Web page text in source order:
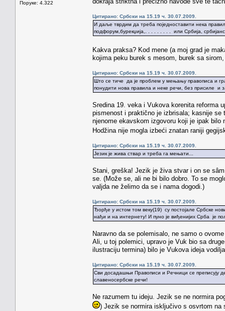
Поруке: 4.322
Цитирано: Србски на 15.19 ч. 30.07.2009.
И даље тврдим да треба поједноставити нека
подфорум,бурекџија,. . . . . . . . . или Србија,
Kakva praksa? Kod mene (a moj grad je
kojima peku burek s mesom, burek sa
Цитирано: Србски на 15.19 ч. 30.07.2009.
Што се тиче да је проблем у мењању правописа и
понудити нова правила и неке речи, без присиле и
Sredina 19. veka i Vukova korenita reforma
pismenost i praktično je izbrisala; kasnije
njenome ekavskom izgovoru koji je ipak bilo
Hodžina nije mogla izbeći znatan raniji
Цитирано: Србски на 15.19 ч. 30.07.2009.
Језик је жива ствар и треба га мењати...
Stani, greška! Jezik je živa stvar i on se
se. (Može se, ali ne bi bilo dobro. To se
valjda ne želimo da se i nama dogodi.)
Цитирано: Србски на 15.19 ч. 30.07.2009.
Ђорђе у истом том веку(19) су постојале Србске
нађи и на интернету! И пуно је виђенијих Срба је
Naravno da se polemisalo, ne samo o
Ali, u toj polemici, upravo je Vuk bio sa
ilustraciju termina) bilo je Vukova ideja
Цитирано: Србски на 15.19 ч. 30.07.2009.
Сви досадашњи Правописи и Речници се преписују
славеносербске речи!
Ne razumem tu ideju. Jezik se ne normira
) Jezik se normira isključivo s osvrtom na